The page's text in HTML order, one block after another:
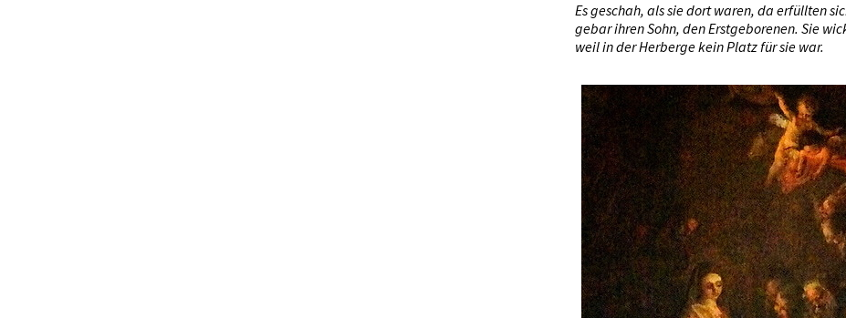
Es geschah, als sie dort waren, da erfüllten
gebar ihren Sohn, den Erstgeborenen. Sie
weil in der Herberge kein Platz für sie war.